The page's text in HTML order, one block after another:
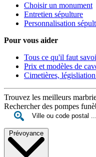
Choisir un monument
Entretien sépulture
Personnalisation
Pour vous aider
Tous ce qu'il faut
Prix et modèles de
Cimetières,
Trouvez les meilleurs
Rechercher des pompes
Prévoyance